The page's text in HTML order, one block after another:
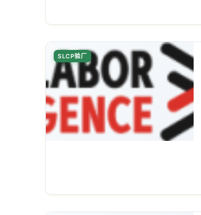
SLCP验厂